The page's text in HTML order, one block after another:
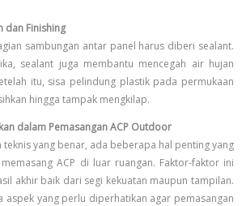
dan Finishing
sambungan antar panel harus diberi sealant.
sealant juga membantu mencegah air hujan
itu, sisa pelindung plastik pada permukaan
hingga tampak mengkilap.
dalam Pemasangan ACP Outdoor
teknis yang benar, ada beberapa hal penting yang
ACP di luar ruangan. Faktor-faktor ini
akhir baik dari segi kekuatan maupun tampilan.
aspek yang perlu diperhatikan agar pemasangan